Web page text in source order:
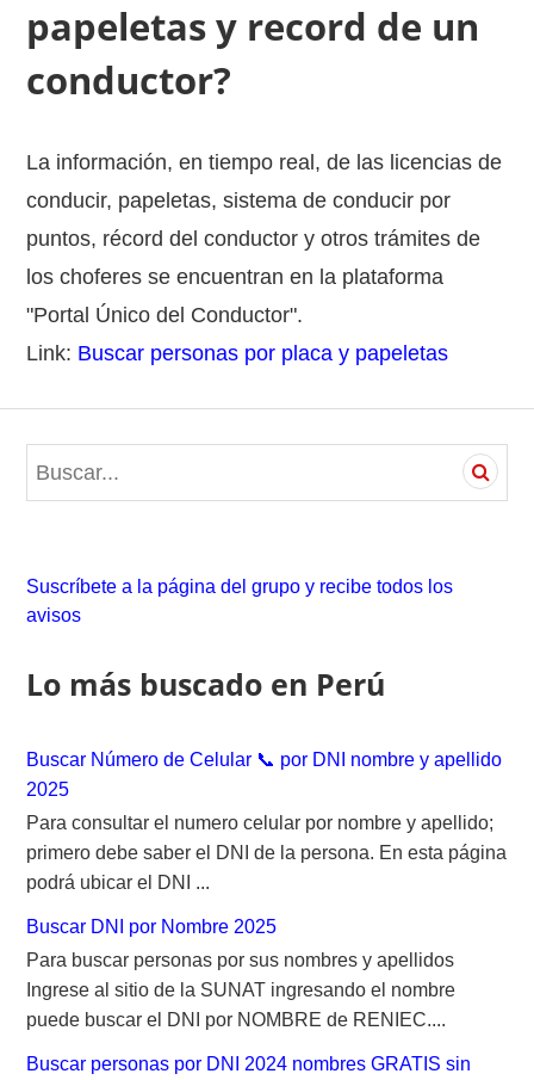
papeletas y record de un
conductor?
La información, en tiempo real, de las licencias de
conducir, papeletas, sistema de conducir por
puntos, récord del conductor y otros trámites de
los choferes se encuentran en la plataforma
"Portal Único del Conductor".
Link: Buscar personas por placa y papeletas
e
Suscríbete a la página del grupo y recibe todos los
avisos
Lo más buscado en Perú
Buscar Número de Celular 📞 por DNI nombre y apellido
2025
Para consultar el numero celular por nombre y apellido;
primero debe saber el DNI de la persona. En esta página
podrá ubicar el DNI ...
Buscar DNI por Nombre 2025
Para buscar personas por sus nombres y apellidos
Ingrese al sitio de la SUNAT ingresando el nombre
puede buscar el DNI por NOMBRE de RENIEC....
Buscar personas por DNI 2024 nombres GRATIS sin